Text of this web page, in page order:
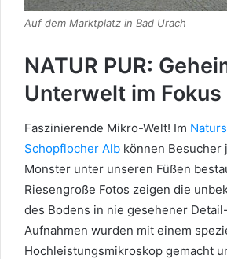
Auf dem Marktplatz in Bad Urach
NATUR PUR:
Unterwelt im Fokus
Faszinierende Mikro-Welt! Im
Schopflocher Alb können
Monster unter unseren Füßen
Riesengroße Fotos zeigen die
des Bodens in nie gesehener
Aufnahmen wurden mit einem
Hochleistungsmikroskop gemacht